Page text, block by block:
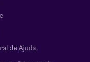
de Ajuda